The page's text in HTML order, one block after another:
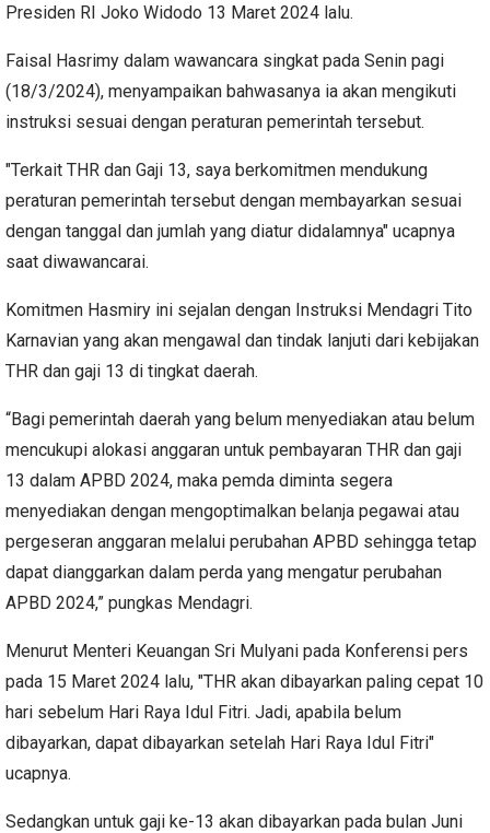
Presiden RI Joko Widodo 13 Maret 2024 lalu.
Faisal Hasrimy dalam wawancara singkat pada Senin pagi
(18/3/2024), menyampaikan bahwasanya ia akan mengikuti
instruksi sesuai dengan peraturan pemerintah tersebut.
"Terkait THR dan Gaji 13, saya berkomitmen mendukung
peraturan pemerintah tersebut dengan membayarkan sesuai
dengan tanggal dan jumlah yang diatur didalamnya" ucapnya
saat diwawancarai.
Komitmen Hasmiry ini sejalan dengan Instruksi Mendagri Tito
Karnavian yang akan mengawal dan tindak lanjuti dari kebijakan
THR dan gaji 13 di tingkat daerah.
“Bagi pemerintah daerah yang belum menyediakan atau belum
mencukupi alokasi anggaran untuk pembayaran THR dan gaji
13 dalam APBD 2024, maka pemda diminta segera
menyediakan dengan mengoptimalkan belanja pegawai atau
pergeseran anggaran melalui perubahan APBD sehingga tetap
dapat dianggarkan dalam perda yang mengatur perubahan
APBD 2024,” pungkas Mendagri.
Menurut Menteri Keuangan Sri Mulyani pada Konferensi pers
pada 15 Maret 2024 lalu, "THR akan dibayarkan paling cepat 10
hari sebelum Hari Raya Idul Fitri. Jadi, apabila belum
dibayarkan, dapat dibayarkan setelah Hari Raya Idul Fitri"
ucapnya.
Sedangkan untuk gaji ke-13 akan dibayarkan pada bulan Juni